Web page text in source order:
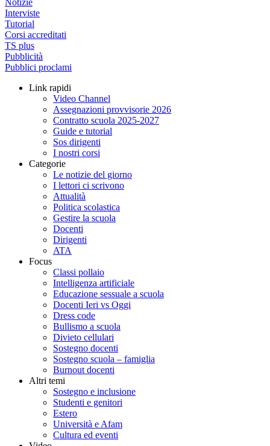
Notizie
Interviste
Tutorial
Corsi accreditati
TS plus
Pubblicità
Pubblici proclami
Link rapidi
Video Channel
Assegnazioni provvisorie 2026
Contratto scuola 2025-2027
Guide e tutorial
Sos dirigenti
I nostri corsi
Categorie
Le notizie del giorno
I lettori ci scrivono
Attualità
Politica scolastica
Gestire la scuola
Docenti
Dirigenti
ATA
Focus
Classi pollaio
Intelligenza artificiale
Educazione sessuale a scuola
Docenti Ieri vs Oggi
Dress code
Bullismo a scuola
Divieto cellulari
Sostegno docenti
Sostegno scuola – famiglia
Burnout docenti
Altri temi
Sostegno e inclusione
Studenti e genitori
Estero
Università e Afam
Cultura ed eventi